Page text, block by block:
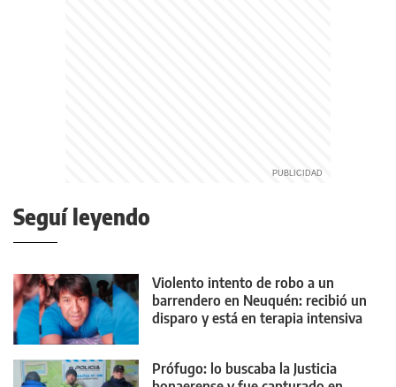
Seguí leyendo
Violento intento de robo a un
barrendero en Neuquén: recibió un
disparo y está en terapia intensiva
Prófugo: lo buscaba la Justicia